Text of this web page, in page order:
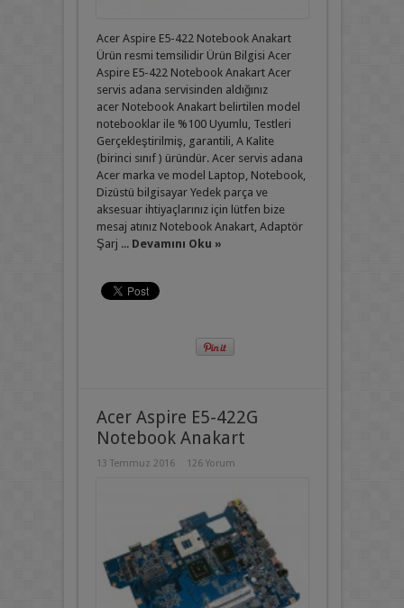
Acer Aspire E5-422 Notebook Anakart
Ürün resmi temsilidir Ürün Bilgisi Acer
Aspire E5-422 Notebook Anakart Acer
servis adana servisinden aldığınız
acer Notebook Anakart belirtilen model
notebooklar ile %100 Uyumlu, Testleri
Gerçekleştirilmiş, garantili, A Kalite
(birinci sınıf ) üründür. Acer servis adana
Acer marka ve model Laptop, Notebook,
Dizüstü bilgisayar Yedek parça ve
aksesuar ihtiyaçlarınız için lütfen bize
mesaj atınız Notebook Anakart, Adaptör
Şarj ... Devamını Oku »
Acer Aspire E5-422G
Notebook Anakart
13 Temmuz 2016 126 Yorum